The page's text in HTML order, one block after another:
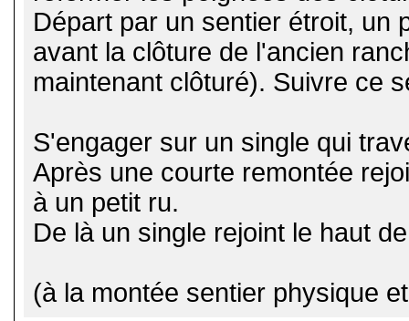
Départ par un sentier étroit, un
avant la clôture de l'ancien
maintenant clôturé). Suivre ce
S'engager sur un single qui
Après une courte remontée
à un petit ru.
De là un single rejoint le haut
(à la montée sentier physique